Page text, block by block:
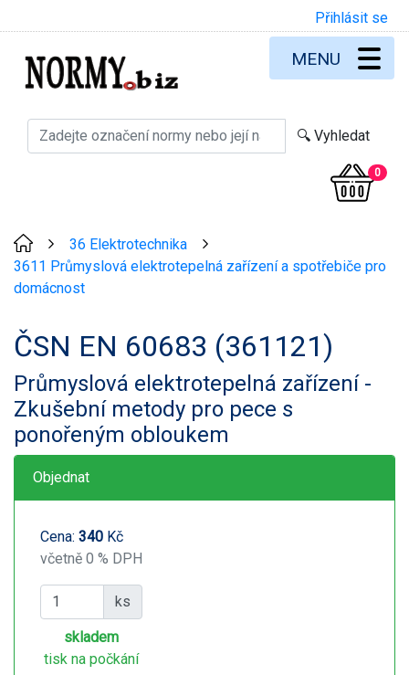
Přihlásit se
0
MENU
36 Elektrotechnika
3611 Průmyslová elektrotepelná zařízení a spotřebiče pro
domácnost
ČSN EN 60683 (361121)
Průmyslová elektrotepelná zařízení -
Zkušební metody pro pece s
ponořeným obloukem
Objednat
Cena: 340 Kč
včetně 0 % DPH
ks
skladem
tisk na počkání